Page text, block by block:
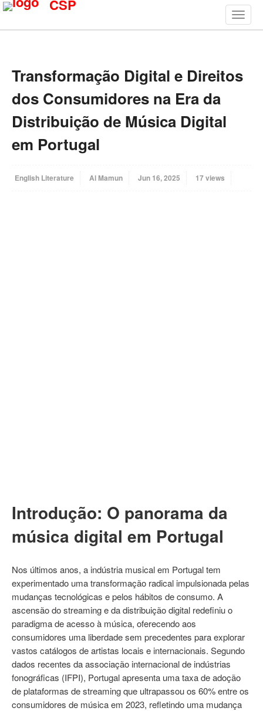
CSP
Transformação Digital e Direitos
dos Consumidores na Era da
Distribuição de Música Digital
em Portugal
English Literature Al Mamun Jun 16, 2025 17 views
Introdução: O panorama da
música digital em Portugal
Nos últimos anos, a indústria musical em Portugal tem
experimentado uma transformação radical impulsionada pelas
mudanças tecnológicas e pelos hábitos de consumo. A
ascensão do streaming e da distribuição digital redefiniu o
paradigma de acesso à música, oferecendo aos
consumidores uma liberdade sem precedentes para explorar
vastos catálogos de artistas locais e internacionais. Segundo
dados recentes da associação internacional de indústrias
fonográficas (IFPI), Portugal apresenta uma taxa de adoção
de plataformas de streaming que ultrapassou os 60% entre os
consumidores de música em 2023, refletindo uma mudança